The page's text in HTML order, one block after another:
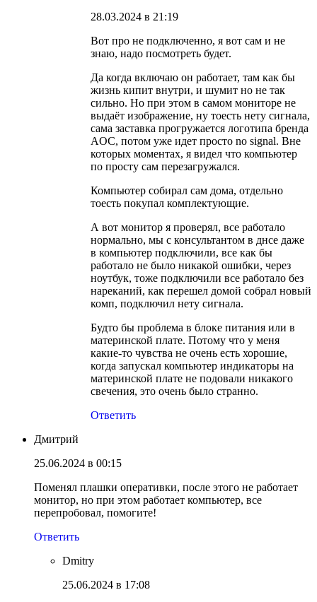
28.03.2024 в 21:19
Вот про не подключенно, я вот сам и не
знаю, надо посмотреть будет.
Да когда включаю он работает, там как бы
жизнь кипит внутри, и шумит но не так
сильно. Но при этом в самом мониторе не
выдаёт изображение, ну тоесть нету сигнала,
сама заставка прогружается логотипа бренда
AOC, потом уже идет просто no signal. Вне
которых моментах, я видел что компьютер
по просту сам перезагружался.
Компьютер собирал сам дома, отдельно
тоесть покупал комплектующие.
А вот монитор я проверял, все работало
нормально, мы с консультантом в днсе даже
в компьютер подключили, все как бы
работало не было никакой ошибки, через
ноутбук, тоже подключили все работало без
нареканий, как перешел домой собрал новый
комп, подключил нету сигнала.
Будто бы проблема в блоке питания или в
материнской плате. Потому что у меня
какие-то чувства не очень есть хорошие,
когда запускал компьютер индикаторы на
материнской плате не подовали никакого
свечения, это очень было странно.
Ответить
Дмитрий
25.06.2024 в 00:15
Поменял плашки оперативки, после этого не работает
монитор, но при этом работает компьютер, все
перепробовал, помогите!
Ответить
Dmitry
25.06.2024 в 17:08